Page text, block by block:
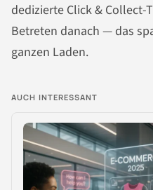
dedizierte Click & Collect-
Betreten danach — das
ganzen Laden.
AUCH INTERESSANT